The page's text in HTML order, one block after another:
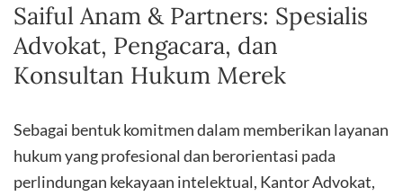
Saiful Anam & Partners: Spesialis
Advokat, Pengacara, dan
Konsultan Hukum Merek
Sebagai bentuk komitmen dalam memberikan layanan
hukum yang profesional dan berorientasi pada
perlindungan kekayaan intelektual, Kantor Advokat,